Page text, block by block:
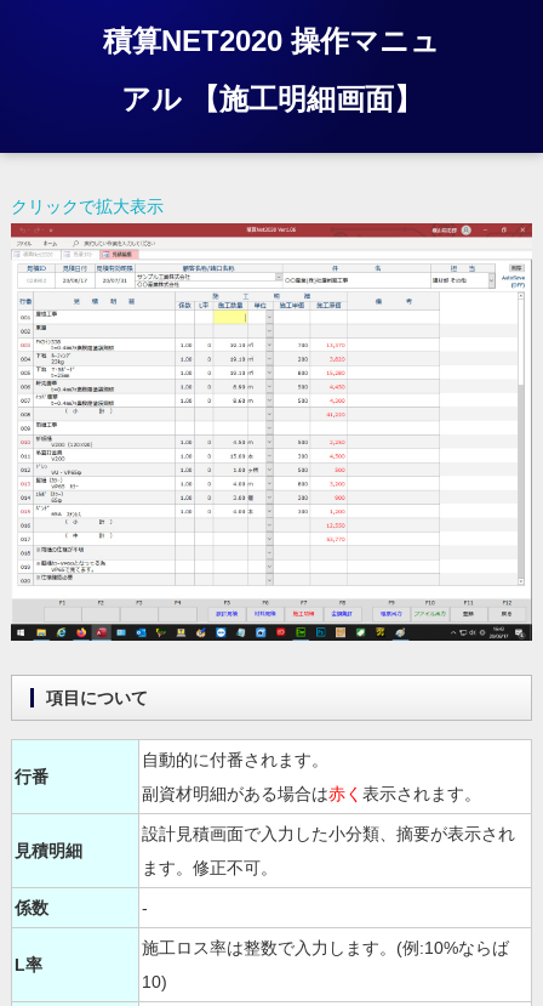
積算NET2020 操作マニュ
アル 【施工明細画面】
クリックで拡大表示
項目について
行番
自動的に付番されます。
副資材明細がある場合は赤く 表示されます。
見積明細
設計見積画面で入力した小分類、摘要が表示され
ます。修正不可。
係数 -
L率
施工ロス率は整数で入力します。(例:10%ならば
10)